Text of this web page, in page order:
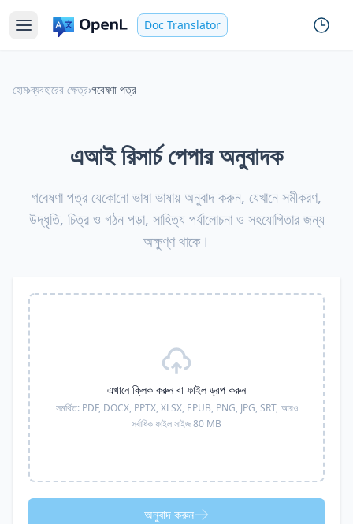
Doc Translator
হোম›ব্যবহারের ক্ষেত্র›গবেষণা পত্র
এআই রিসার্চ পেপার অনুবাদক
গবেষণা পত্র যেকোনো ভাষা ভাষায় অনুবাদ করুন, যেখানে সমীকরণ,
উদ্ধৃতি, চিত্র ও গঠন পড়া, সাহিত্য পর্যালোচনা ও সহযোগিতার জন্য
অক্ষুণ্ণ থাকে।
এখানে ক্লিক করুন বা ফাইল ড্রপ করুন
সমর্থিত: PDF, DOCX, PPTX, XLSX, EPUB, PNG, JPG, SRT, আরও
সর্বাধিক ফাইল সাইজ 80 MB
অনুবাদ করুন